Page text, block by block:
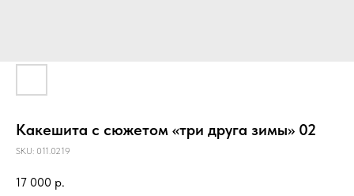
Какешита с сюжетом «три друга зимы» 02
SKU: 011.0219
17 000 р.